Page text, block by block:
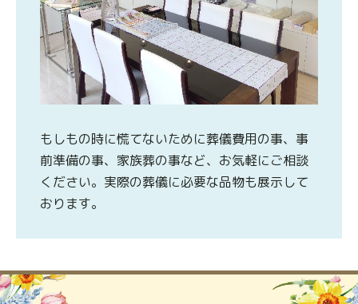
もしもの時に慌てないために葬儀費用の事、事
前準備の事、家族葬の事など、お気軽にご相談
ください。実際の葬儀に必要な品物も展示して
おります。